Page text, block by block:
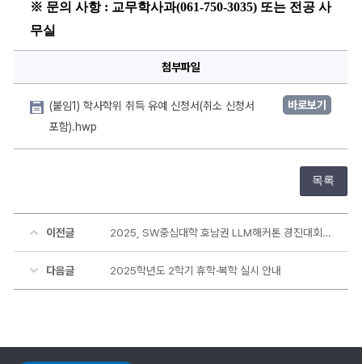
※ 문의 사항 : 교무학사과(061-750-3035) 또는 전공 사
무실
첨부파일
(붙임1) 학사학위 취득 유예 신청서(취소 신청서
포함).hwp
바로보기
목록
이전글 2025, SW중심대학 호남권 LLM해커톤 경진대회 참가 신청 안내
다음글 2025학년도 2학기 휴학·복학 실시 안내